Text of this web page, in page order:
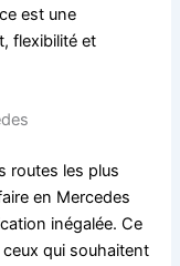
est une
flexibilité et
routes les plus
en Mercedes
inégalée. Ce
qui souhaitent